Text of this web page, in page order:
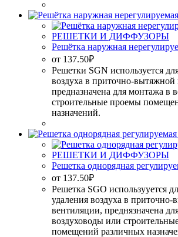
РЕШЕТКИ И ДИФФУЗОРЫ
Решётка наружная
от 137.50₽
Решетки SGN используется
воздуха в приточно-вытяжной
предназначена для монтажа в
строительные проемы
назначений.
РЕШЕТКИ И ДИФФУЗОРЫ
Решетка однорядная
от 137.50₽
Решетка SGO использууется
удаления воздуха в приточно-
вентиляции, преднязначена
воздуховоды или
помещений различных